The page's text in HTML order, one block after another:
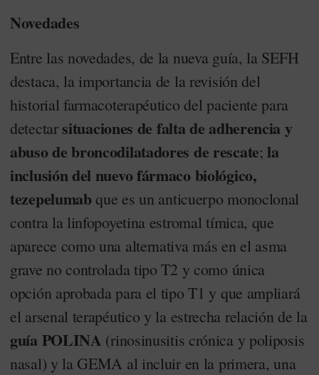
Novedades
Entre las novedades, de la nueva guía, la SEFH
destaca, la importancia de la revisión del
historial farmacoterapéutico del paciente para
detectarsituaciones de falta de adherencia y
abuso de broncodilatadores de rescate;la
inclusión del nuevo fármaco biológico,
tezepelumabque es un anticuerpo monoclonal
contra la linfopoyetina estromal tímica, que
aparece como una alternativa más en el asma
grave no controlada tipo T2 y como única
opción aprobada para el tipo T1 y que ampliará
el arsenal terapéutico y la estrecha relación de la
guía POLINA (rinosinusitis crónica y poliposis
nasal) y la GEMA al incluir en la primera, una